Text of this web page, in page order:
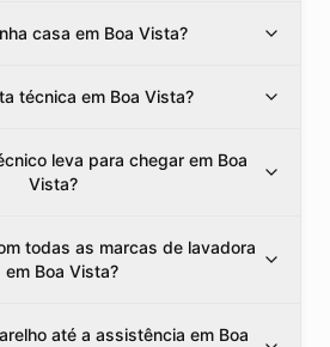
casa em Boa Vista?
técnica em Boa Vista?
leva para chegar em Boa
Vista?
todas as marcas de lavadora
em Boa Vista?
até a assistência em Boa